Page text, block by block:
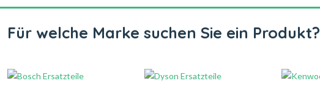
Für welche Marke suchen Sie ein Produkt?